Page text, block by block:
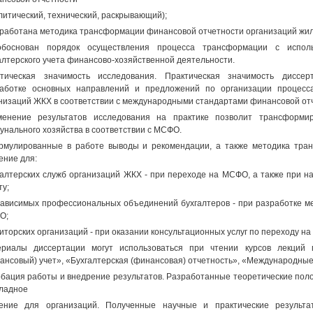
технический, раскрывающий);
методика трансформации финансовой отчетности организаций
порядок осуществления процесса трансформации с
учета финансово-хозяйственной деятельности.
значимость исследования. Практическая значимость
основных направлений и предложений по организации
ЖКХ в соответствии с международными стандартами финансовой
результатов исследования на практике позволит
хозяйства в соответствии с МСФО.
в работе выводы и рекомендации, а также методика
для:
служб организаций ЖКХ - при переходе на МСФО, а также при
профессиональных объединений бухгалтеров - при разработке
организаций - при оказании консультационных услуг по переходу
диссертации могут использоваться при чтении курсов лекций
учет», «Бухгалтерская (финансовая) отчетность»,
работы и внедрение результатов. Разработанные теоретические
для организаций. Полученные научные и практические